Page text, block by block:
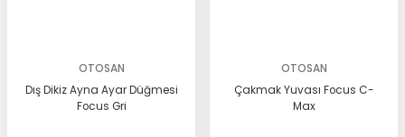
OTOSAN
Dış Dikiz Ayna Ayar Düğmesi
Focus Gri
OTOSAN
Çakmak Yuvası Focus C-
Max